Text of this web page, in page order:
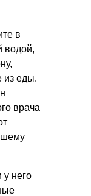
в
водой,
из еды.
врача
у него